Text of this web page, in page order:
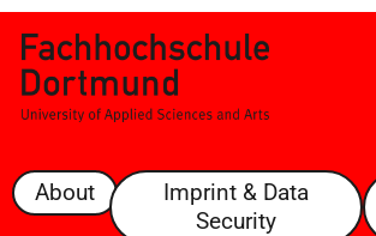
About
Imprint & Data
Security